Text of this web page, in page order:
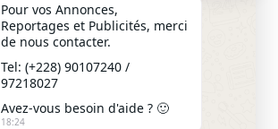
Pour vos Annonces,
Reportages et Publicités, merci
de nous contacter.
Tel: (+228) 90107240 /
97218027
Avez-vous besoin d'aide ? 🙂
18:24